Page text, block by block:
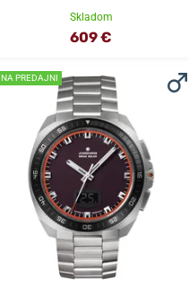
Skladom
609 €
NA PREDAJNI